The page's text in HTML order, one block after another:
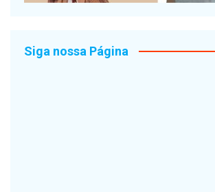
Siga nossa Página